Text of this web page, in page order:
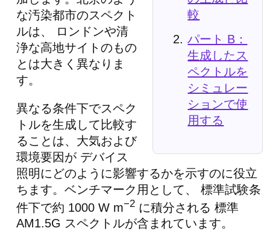
較
パート B：
生成したス
ペクトルを
シミュレー
ションで使
用する
な汚染都市のスペクト
ルは、 ロンドンや清
浄な高地サイトのもの
とは大きく異なりま
す。
異なる条件下でスペク
トルを生成して比較す
ることは、大気および
環境要因が デバイス
照明にどのように影響するかを示すのに役立
ちます。ベンチマーク用として、 標準試験条
件下で約 1000 W m−2 に積分される 標準
AM1.5G スペクトルが含まれています。